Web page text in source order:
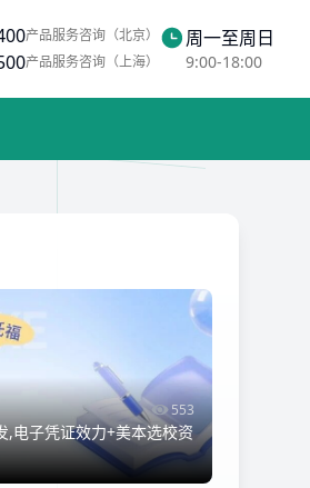
产品服务咨询（北京）
产品服务咨询（上海）
周一至周日
9:00-18:00
553
,电子凭证效力+美本选校资